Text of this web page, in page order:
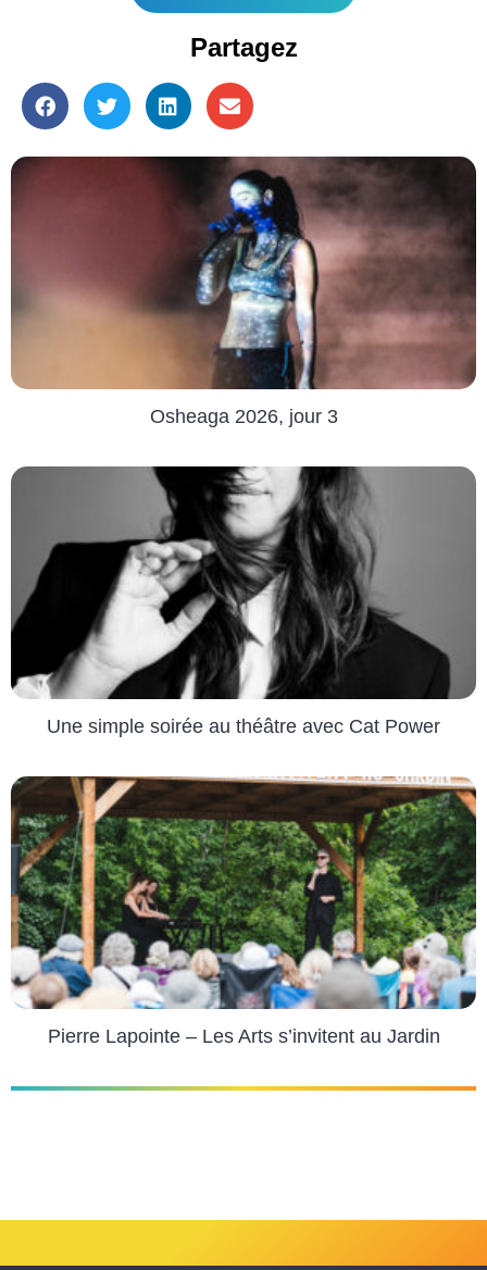
Partagez
Osheaga 2026, jour 3
Une simple soirée au théâtre avec Cat Power
Pierre Lapointe – Les Arts s’invitent au Jardin